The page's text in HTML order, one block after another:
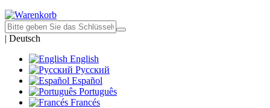
| Deutsch
English
Русский
Español
Português
Francés